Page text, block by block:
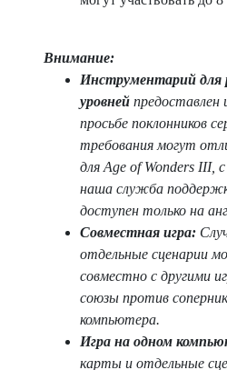
Внимание:
Инструментарий для
уровней предоставлен
просьбе поклонников
требования могут
для Age of Wonders III,
наша служба
доступен только на
Совместная игра:
отдельные сценарии
совместно с другими
союзы против
компьютера.
Игра на одном
карты и отдельные